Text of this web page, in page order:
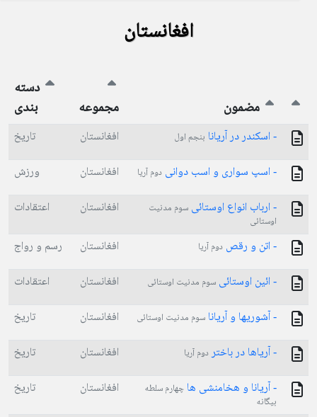
افغانستان
مضمون مجموعه
دسته
بندی
- اسکندر در آریانا بنجم اول افغانستان
تاریخ
- اسپ سواری و اسب دوانی دوم آریا افغانستان
ورزش
- ارباب انواع اوستائی سوم مدنیت
اوستائی
افغانستان اعتقادات
- اتن و رقص دوم آریا افغانستان
رسم و رواج
- ائین اوستائی سوم مدنیت اوستائی افغانستان
اعتقادات
- آشوریها و آریانا سوم مدنیت اوستائی افغانستان
تاریخ
- آریاها در باختردوم آریا افغانستان
تاریخ
- آریانا و هخامنشی ها چهارم سلطه
بیگانه
افغانستان تاریخ